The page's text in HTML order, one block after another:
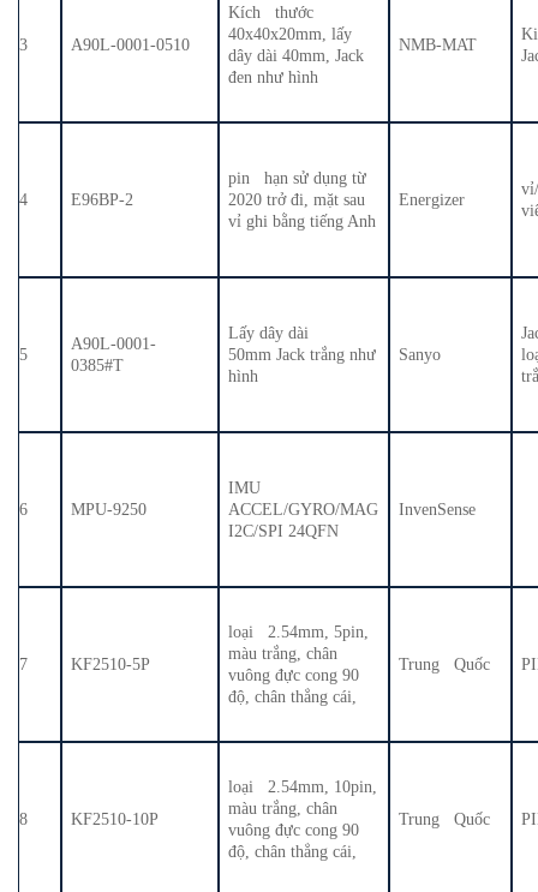
3 A90L-0001-0510
Kích thước
40x40x20mm, lấy
dây dài 40mm, Jack
đen như hình
NMB-MAT
4 E96BP-2
pin hạn sử dụng từ
2020 trở đi, mặt sau
vỉ ghi bằng tiếng Anh
Energizer
5
A90L-0001-
0385#T
Lấy dây dài
50mm Jack trắng như
hình
Sanyo
6 MPU-9250
IMU
ACCEL/GYRO/MAG
I2C/SPI 24QFN
InvenSense
7 KF2510-5P
loại 2.54mm, 5pin,
màu trắng, chân
vuông đực cong 90
độ, chân thẳng cái,
Trung Quốc
8 KF2510-10P
loại 2.54mm, 10pin,
màu trắng, chân
vuông đực cong 90
độ, chân thẳng cái,
Trung Quốc